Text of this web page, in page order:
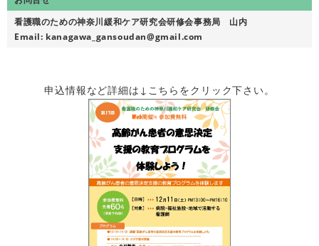
看護職のための神奈川緩和ケア研究会研修会事務局 山内
Email: kanagawa_gansoudan@gmail.com
申込情報など詳細は↓こちらをクリック下さい。